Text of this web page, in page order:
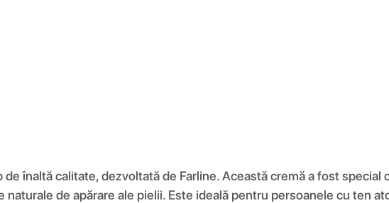
înaltă calitate, dezvoltată de Farline. Această cremă a fost special
de apărare ale pielii. Este ideală pentru persoanele cu ten